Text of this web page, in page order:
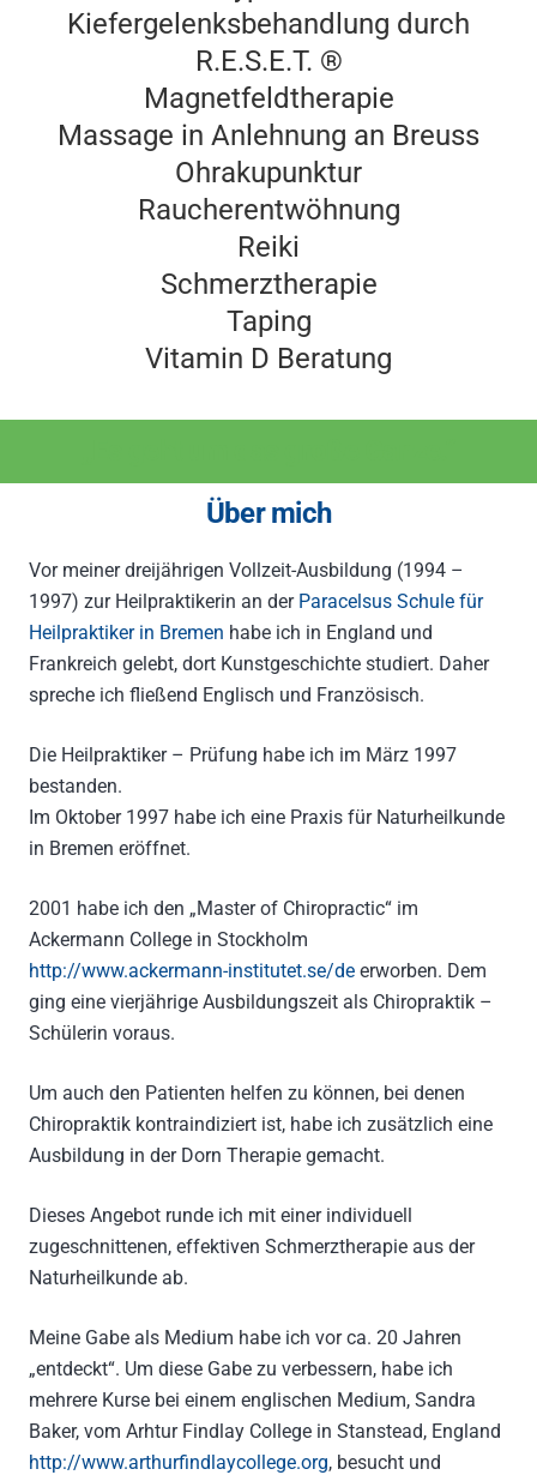
Kiefergelenksbehandlung durch
R.E.S.E.T. ®
Magnetfeldtherapie
Massage in Anlehnung an Breuss
Ohrakupunktur
Raucherentwöhnung
Reiki
Schmerztherapie
Taping
Vitamin D Beratung
Über mich
Vor meiner dreijährigen Vollzeit-Ausbildung (1994 –
1997) zur Heilpraktikerin an der Paracelsus Schule für
Heilpraktiker in Bremen habe ich in England und
Frankreich gelebt, dort Kunstgeschichte studiert. Daher
spreche ich fließend Englisch und Französisch.
Die Heilpraktiker – Prüfung habe ich im März 1997
bestanden.
Im Oktober 1997 habe ich eine Praxis für Naturheilkunde
in Bremen eröffnet.
2001 habe ich den „Master of Chiropractic“ im
Ackermann College in Stockholm
http://www.ackermann-institutet.se/de erworben. Dem
ging eine vierjährige Ausbildungszeit als Chiropraktik –
Schülerin voraus.
Um auch den Patienten helfen zu können, bei denen
Chiropraktik kontraindiziert ist, habe ich zusätzlich eine
Ausbildung in der Dorn Therapie gemacht.
Dieses Angebot runde ich mit einer individuell
zugeschnittenen, effektiven Schmerztherapie aus der
Naturheilkunde ab.
Meine Gabe als Medium habe ich vor ca. 20 Jahren
„entdeckt“. Um diese Gabe zu verbessern, habe ich
mehrere Kurse bei einem englischen Medium, Sandra
Baker, vom Arhtur Findlay College in Stanstead, England
http://www.arthurfindlaycollege.org, besucht und